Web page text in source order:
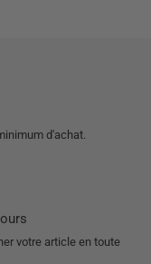
d'achat.
votre article en toute